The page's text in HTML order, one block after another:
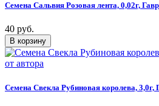
Семена Сальвия Розовая лента, 0,02г,
40 руб.
Семена Свекла Рубиновая королева, 3,0г,